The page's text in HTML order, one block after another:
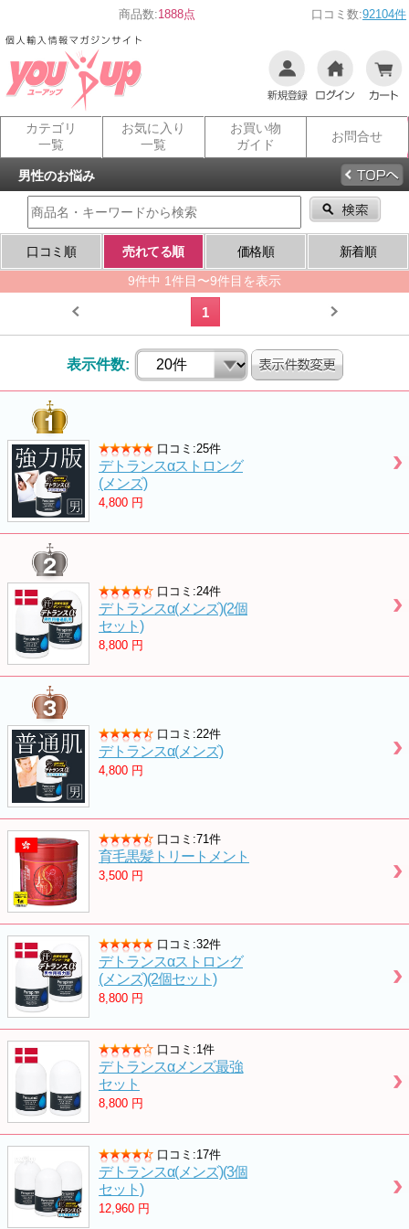
商品数:1888点 口コミ数:92104件
カテゴリ
一覧
お気に入り
一覧
お買い物
ガイド
お問合せ
男性のお悩み
口コミ順 売れてる順 価格順
新着順
9件中 1件目〜9件目を表示
1
表示件数:
口コミ:25件
デトランスαストロング
(メンズ)
4,800 円
口コミ:24件
デトランスα(メンズ)(2個
セット)
8,800 円
口コミ:22件
デトランスα(メンズ)
4,800 円
口コミ:71件
育毛黒髪トリートメント
3,500 円
口コミ:32件
デトランスαストロング
(メンズ)(2個セット)
8,800 円
口コミ:1件
デトランスαメンズ最強
セット
8,800 円
口コミ:17件
デトランスα(メンズ)(3個
セット)
12,960 円